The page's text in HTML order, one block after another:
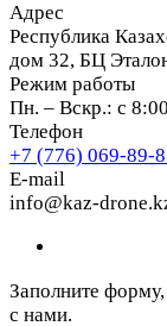
Адрес
Республика
дом 32, БЦ
Режим работы
Пн. – Вскр.: с
Телефон
+7 (776) 069-89-
E-mail
info@kaz-
Заполните форму,
с нами.